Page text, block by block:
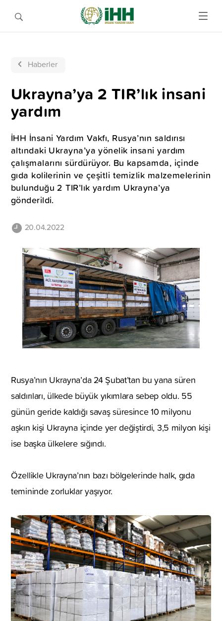
Haberler
Ukrayna’ya 2 TIR’lık insani
yardım
İHH İnsani Yardım Vakfı, Rusya’nın saldırısı
altındaki Ukrayna’ya yönelik insani yardım
çalışmalarını sürdürüyor. Bu kapsamda, içinde
gıda kolilerinin ve çeşitli temizlik malzemelerinin
bulunduğu 2 TIR’lık yardım Ukrayna’ya
gönderildi.
20.04.2022
Rusya’nın Ukrayna’da 24 Şubat’tan bu yana süren
saldırıları, ülkede büyük yıkımlara sebep oldu. 55
günün geride kaldığı savaş süresince 10 milyonu
aşkın kişi Ukrayna içinde yer değiştirdi, 3,5 milyon kişi
ise başka ülkelere sığındı.
Özellikle Ukrayna’nın bazı bölgelerinde halk, gıda
temininde zorluklar yaşıyor.